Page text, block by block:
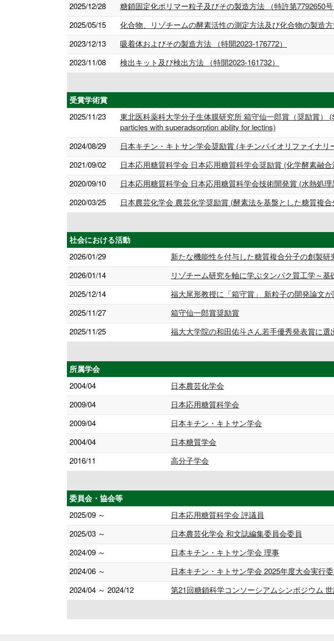
2025/12/28
糖鎖固定化ポリマー粒子及びその製造方法 （特許第7792650号
2025/05/15
化合物、リゾチームの酵素活性の測定方法及び化合物の製造方
2023/12/13
吸着体およびその製造方法 （特開2023-176772）
2023/11/08
検出キット及び検出方法 （特開2023-161732）
受賞学術賞
2025/11/23
東北医科薬科大学分子生体膜研究所 箱守仙一郎賞（奨励賞）
particles with superadsorption ability for lectins)
2024/08/29
日本キチン・キトサン学会奨励賞 (キチンバイオリファイナ
2021/09/02
日本応用糖質科学会 日本応用糖質科学会奨励賞 (化学酵素融
2020/09/10
日本応用糖質科学会 日本応用糖質科学会技術開発賞 (水熱処
2020/03/25
日本農芸化学会 農芸化学奨励賞 (酵素法を基盤とした糖質複
社会における活動
2026/01/29
新たな機能性を付与した糖質複合分子の創製研
2026/01/14
リゾチーム研究を軸に学ぶタンパク質工学～
2025/12/14
福大尾形教授に「箱守賞」 新粒子の開発論文
2025/11/27
箱守仙一郎賞奨励賞
2025/11/25
福大大学院の和田佑斗さん若手優秀発表賞に選
所属学会
2004/04
日本農芸化学会
2009/04
日本応用糖質科学会
2009/04
日本キチン・キトサン学会
2004/04
日本糖質学会
2016/11
高分子学会
委員会・協会等
2025/09 ～
日本応用糖質科学会 評議員
2025/03 ～
日本農芸化学会 和文誌編集委員会委員
2024/09 ～
日本キチン・キトサン学会 理事
2024/06 ～
日本キチン・キトサン学会 2025年度大会実行
2024/04 ～ 2024/12
第21回糖鎖科学コンソーシアムシンポジウム 世